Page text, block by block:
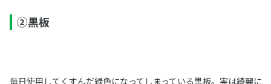
➁黒板
毎日使用してくすんだ緑色になってしまっている黒板。実は綺麗に